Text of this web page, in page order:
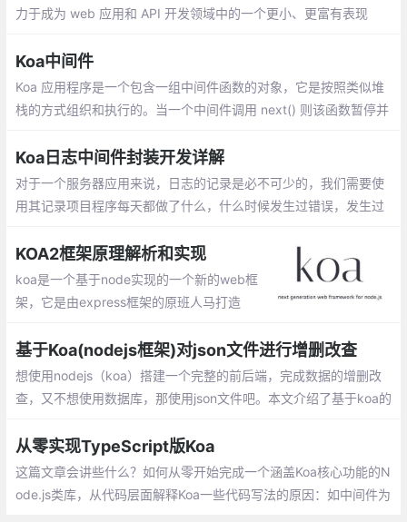
力于成为 web 应用和 API 开发领域中的一个更小、更富有表现
数，并有力地增强错误处理。
Koa中间件
Koa 应用程序是一个包含一组中间件函数的对象，它是按照类似堆
栈的方式组织和执行的。当一个中间件调用 next() 则该函数暂停并
行后，堆栈将展开并且每个中间件恢复执行其上游行为
Koa日志中间件封装开发详解
对于一个服务器应用来说，日志的记录是必不可少的，我们需要使
用其记录项目程序每天都做了什么，什么时候发生过错误，发生过
问题场景
KOA2框架原理解析和实现
koa是一个基于node实现的一个新的web框
架，它是由express框架的原班人马打造
由度高。它更express相比，它是一个更轻
量的node框架
基于Koa(nodejs框架)对json文件进行增删改查
想使用nodejs（koa）搭建一个完整的前后端，完成数据的增删改
查，又不想使用数据库，那使用json文件吧。本文介绍了基于koa的
从零实现TypeScript版Koa
这篇文章会讲些什么？如何从零开始完成一个涵盖Koa核心功能的N
ode.js类库，从代码层面解释Koa一些代码写法的原因：如中间件为